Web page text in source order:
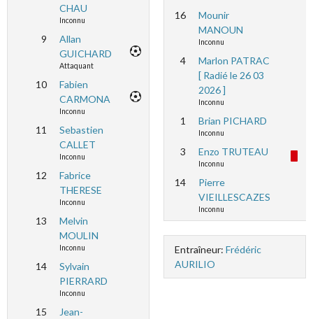
CHAU
Inconnu
9
Allan
GUICHARD
Attaquant
10
Fabien
CARMONA
Inconnu
11
Sebastien
CALLET
Inconnu
12
Fabrice
THERESE
Inconnu
13
Melvin
MOULIN
Inconnu
14
Sylvain
PIERRARD
Inconnu
15
Jean-
16
Mounir
MANOUN
Inconnu
4
Marlon PATRAC
[ Radié le 26 03
2026 ]
Inconnu
1 Brian PICHARD
Inconnu
3 Enzo TRUTEAU
Inconnu
14
Pierre
VIEILLESCAZES
Inconnu
Entraîneur: Frédéric
AURILIO